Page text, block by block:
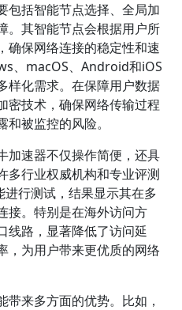
包括智能节点选择、全局加
。其智能节点会根据用户所
确保网络连接的稳定性和速
、macOS、Android和iOS
样化需求。在保障用户数据
密技术，确保网络传输过程
被监控的风险。
加速器不仅操作简便，还具
多行业权威机构和专业评测
进行测试，结果显示其在多
接。特别是在海外访问方
线路，显著降低了访问延
，为用户带来更优质的网络
来多方面的优势。比如，